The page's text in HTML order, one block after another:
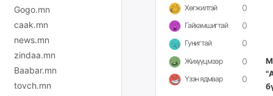
Gogo.mn
caak.mn
news.mn
zindaa.mn
Baabar.mn
tovch.mn
Хөгжилтэй 0
Гайхамшигтай 0
Гунигтай 0
Жихүүцмээр 0
Үзэн ядмаар 0